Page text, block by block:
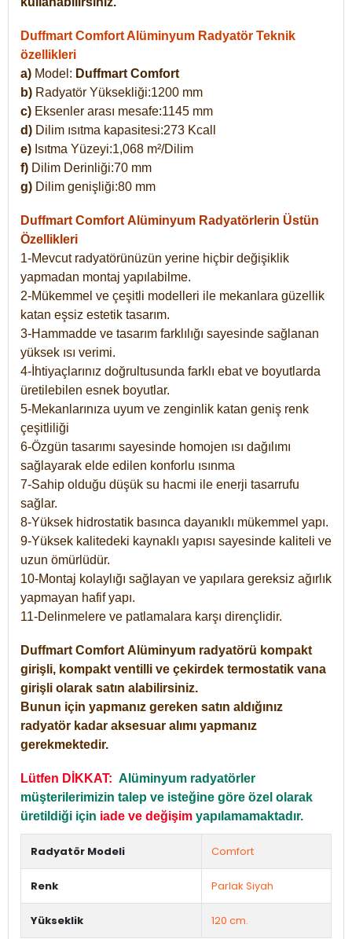
Duffmart Comfort Alüminyum Radyatör Teknik
özellikleri
a) Model: Duffmart Comfort
b) Radyatör Yüksekliği:1200 mm
c) Eksenler arası mesafe:1145 mm
d) Dilim ısıtma kapasitesi:273 Kcall
e) Isıtma Yüzeyi:1,068 m²/Dilim
f) Dilim Derinliği:70 mm
g) Dilim genişliği:80 mm
Duffmart Comfort Alüminyum Radyatörlerin Üstün
Özellikleri
1-Mevcut radyatörünüzün yerine hiçbir değişiklik
yapmadan montaj yapılabilme.
2-Mükemmel ve çeşitli modelleri ile mekanlara güzellik
katan eşsiz estetik tasarım.
3-Hammadde ve tasarım farklılığı sayesinde sağlanan
yüksek ısı verimi.
4-İhtiyaçlarınız doğrultusunda farklı ebat ve boyutlarda
üretilebilen esnek boyutlar.
5-Mekanlarınıza uyum ve zenginlik katan geniş renk
çeşitliliği
6-Özgün tasarımı sayesinde homojen ısı dağılımı
sağlayarak elde edilen konforlu ısınma
7-Sahip olduğu düşük su hacmi ile enerji tasarrufu
sağlar.
8-Yüksek hidrostatik basınca dayanıklı mükemmel yapı.
9-Yüksek kalitedeki kaynaklı yapısı sayesinde kaliteli ve
uzun ömürlüdür.
10-Montaj kolaylığı sağlayan ve yapılara gereksiz ağırlık
yapmayan hafif yapı.
11-Delinmelere ve patlamalara karşı dirençlidir.
Duffmart Comfort Alüminyum radyatörü kompakt
girişli, kompakt ventilli ve çekirdek termostatik vana
girişli olarak satın alabilirsiniz.
Bunun için yapmanız gereken satın aldığınız
radyatör kadar aksesuar alımı yapmanız
gerekmektedir.
Lütfen DİKKAT: Alüminyum radyatörler
müşterilerimizin talep ve isteğine göre özel olarak
üretildiği için iade ve değişim yapılamamaktadır.
Radyatör Modeli Comfort
Renk Parlak Siyah
Yükseklik 120 cm.